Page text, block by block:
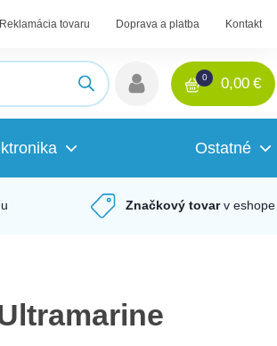
Reklamácia tovaru Doprava a platba Kontakt
0 0,00 €
Ostatné
Značkový tovar v eshope